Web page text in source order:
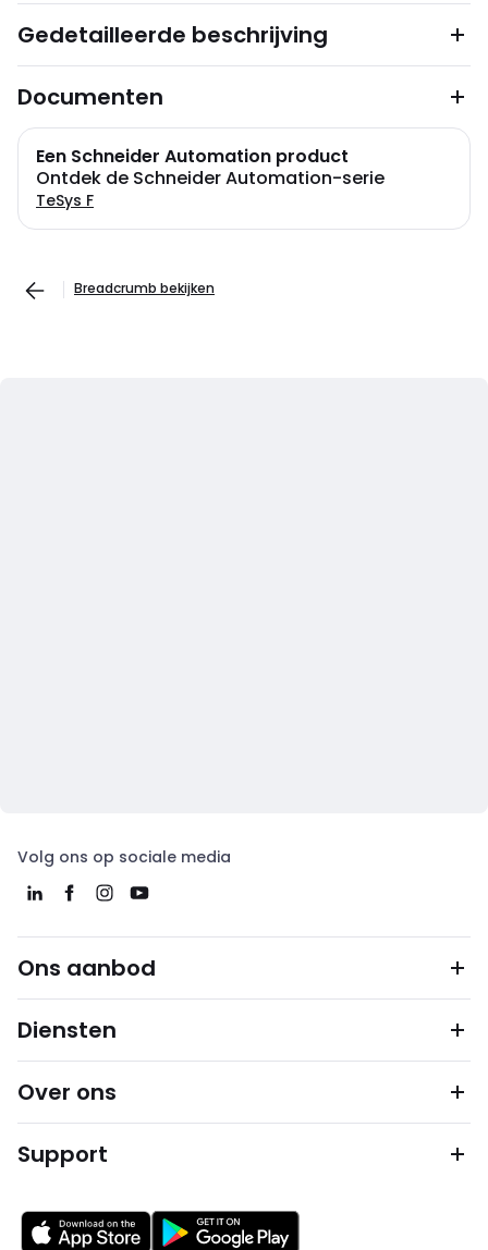
Gedetailleerde beschrijving
Documenten
Een Schneider Automation product
Ontdek de Schneider Automation-serie
TeSys F
Breadcrumb bekijken
Volg ons op sociale media
Ons aanbod
Diensten
Over ons
Support